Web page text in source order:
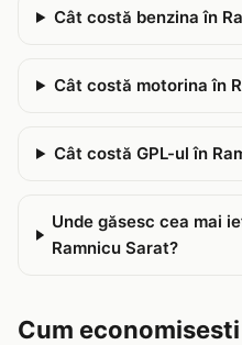
Cât costă benzina în
Cât costă motorina în
Cât costă GPL-ul în
Unde găsesc cea mai
Ramnicu Sarat?
Cum